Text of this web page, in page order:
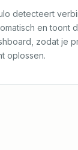
detecteert
en toont
zodat je
oplossen.